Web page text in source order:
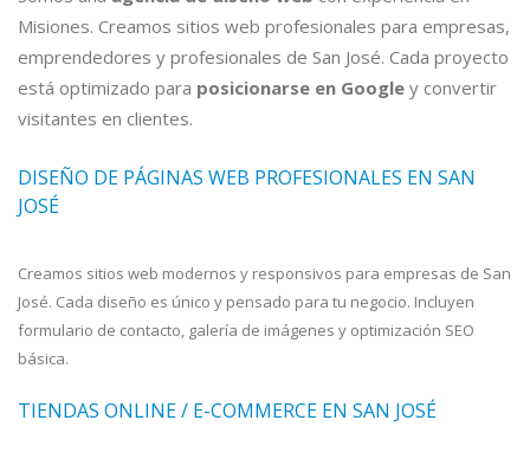
Misiones. Creamos sitios web profesionales para empresas,
emprendedores y profesionales de San José. Cada proyecto
está optimizado para posicionarse en Google y convertir
visitantes en clientes.
DISEÑO DE PÁGINAS WEB PROFESIONALES EN SAN
JOSÉ
Creamos sitios web modernos y responsivos para empresas de San
José. Cada diseño es único y pensado para tu negocio. Incluyen
formulario de contacto, galería de imágenes y optimización SEO
básica.
TIENDAS ONLINE / E-COMMERCE EN SAN JOSÉ